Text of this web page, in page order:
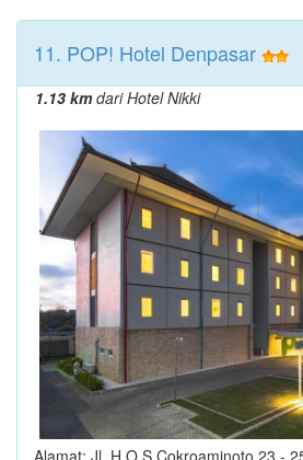
11. POP! Hotel Denpasar
1.13 kmdari Hotel Nikki